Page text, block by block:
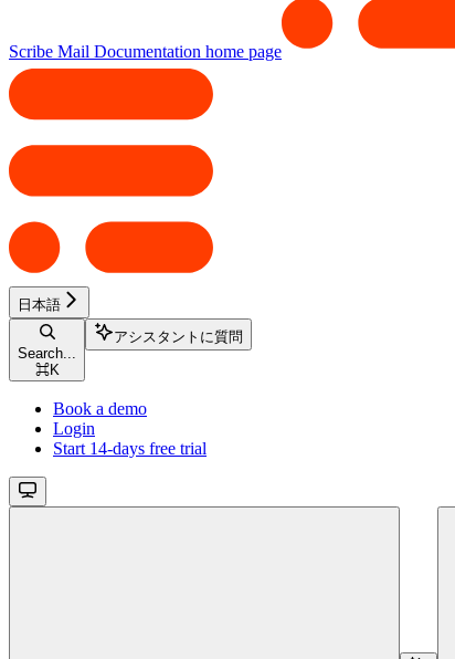
Scribe Mail Documentation home page
日本語
Search...
⌘K
アシスタントに質問
Book a demo
Login
Start 14-days free trial